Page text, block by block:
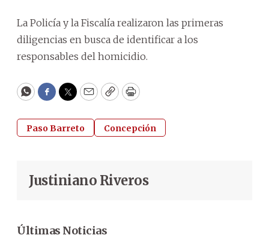
La Policía y la Fiscalía realizaron las primeras
diligencias en busca de identificar a los
responsables del homicidio.
WhatsApp
Facebook
Twitter
EmailCopyPrint
Paso Barreto Concepción
Justiniano Riveros
Últimas Noticias